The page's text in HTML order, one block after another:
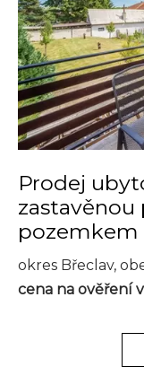
Prodej
zastavěnou
pozemkem
okres Břeclav,
cena na ověření